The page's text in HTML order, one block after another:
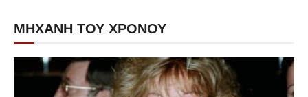
ΜΗΧΑΝΗ ΤΟΥ ΧΡΟΝΟΥ